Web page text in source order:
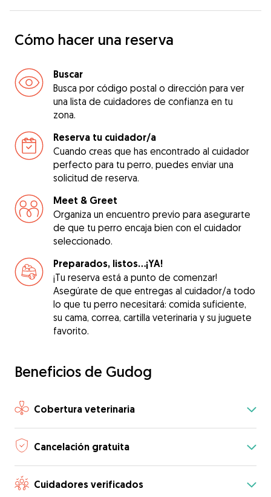
Cómo hacer una reserva
Buscar
Busca por código postal o dirección para ver
una lista de cuidadores de confianza en tu
zona.
Reserva tu cuidador/a
Cuando creas que has encontrado al cuidador
perfecto para tu perro, puedes enviar una
solicitud de reserva.
Meet & Greet
Organiza un encuentro previo para asegurarte
de que tu perro encaja bien con el cuidador
seleccionado.
Preparados, listos...¡YA!
¡Tu reserva está a punto de comenzar!
Asegúrate de que entregas al cuidador/a todo
lo que tu perro necesitará: comida suficiente,
su cama, correa, cartilla veterinaria y su juguete
favorito.
Beneficios de Gudog
Cobertura veterinaria
Cancelación gratuita
Cuidadores verificados